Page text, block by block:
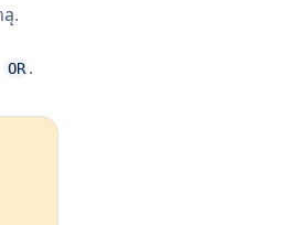
OR .